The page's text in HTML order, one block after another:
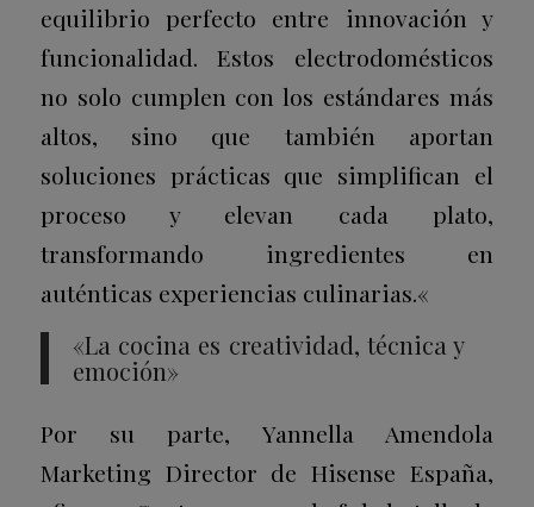
equilibrio perfecto entre innovación y
funcionalidad. Estos electrodomésticos
no solo cumplen con los estándares más
altos, sino que también aportan
soluciones prácticas que simplifican el
proceso y elevan cada plato,
transformando ingredientes en
auténticas experiencias culinarias.«
«La cocina es creatividad, técnica y
emoción»
Por su parte, Yannella Amendola
Marketing Director de Hisense España,